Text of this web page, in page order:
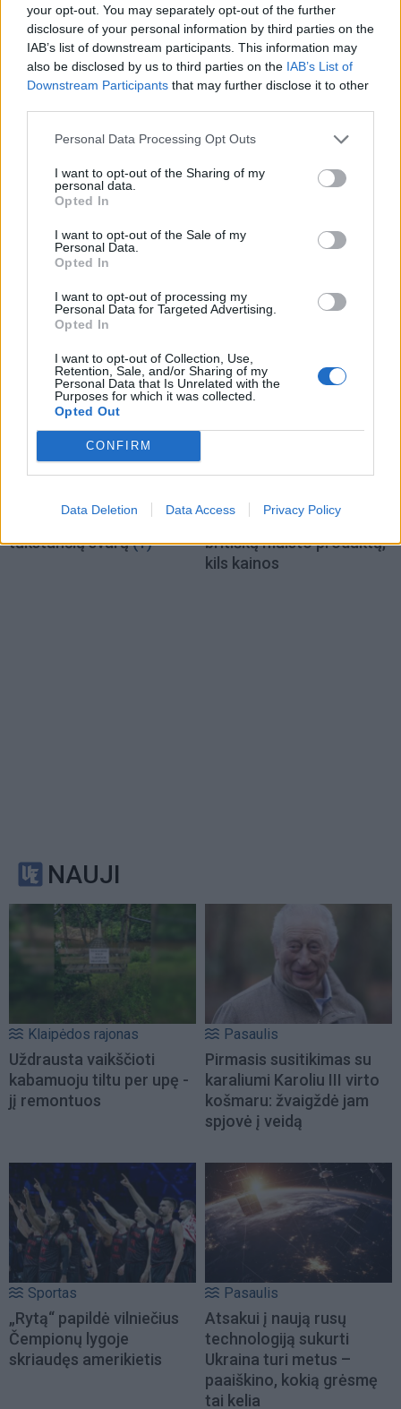
your opt-out. You may separately opt-out of the further
disclosure of your personal information by third parties on the
IAB’s list of downstream participants. This information may
also be disclosed by us to third parties on the IAB’s List of
Downstream Participants that may further disclose it to other
Personal Data Processing Opt Outs
I want to opt-out of the Sharing of my
personal data.
Opted In
I want to opt-out of the Sale of my
Personal Data.
Opted In
I want to opt-out of processing my
Personal Data for Targeted Advertising.
Opted In
I want to opt-out of Collection, Use,
Retention, Sale, and/or Sharing of my
Personal Data that Is Unrelated with the
Purposes for which it was collected.
Opted Out
CONFIRM
Data Deletion Data Access Privacy Policy
Pasaulis
JK politikai siūlo atimti
socialinius būstus iš
Pasaulis
Savaeigiai taksi gavo
teisę veikti Londone
Pasaulis
metus šaldiklyje laikęs...
motinos kūną
šį tą daugiau
Pasaulis
JK vairuotojai kasdien
pavagia kuro už šimtus
tūkstančių svarų(1)
Pasaulis
Sausra Anglijoje:
parduotuvėse pritrūks
britiškų maisto produktų,
kils kainos
NAUJI
Klaipėdos rajonas
Uždrausta vaikščioti
kabamuoju tiltu per upę -
jį remontuos
Pasaulis
Pirmasis susitikimas su
karaliumi Karoliu III virto
košmaru: žvaigždė jam
spjovė į veidą
Sportas
„Rytą“ papildė vilniečius
Čempionų lygoje
skriaudęs amerikietis
Pasaulis
Atsakui į naują rusų
technologiją sukurti
Ukraina turi metus –
paaiškino, kokią grėsmę
tai kelia